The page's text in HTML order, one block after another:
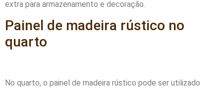
extra para armazenamento e decoração.
Painel de madeira rústico no
quarto
No quarto, o painel de madeira rústico pode ser utilizado